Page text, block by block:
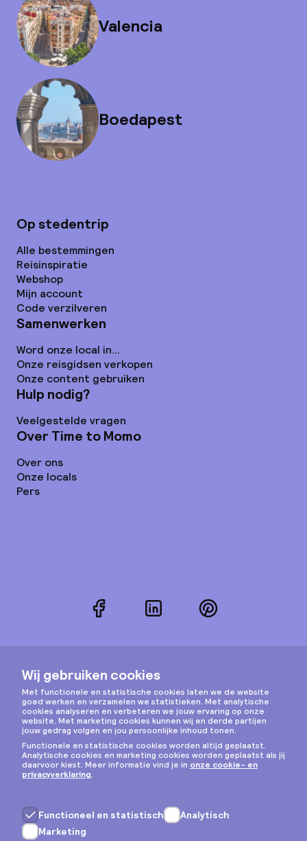
Valencia
Boedapest
Op stedentrip
Alle bestemmingen
Reisinspiratie
Webshop
Mijn account
Code verzilveren
Samenwerken
Word onze local in...
Onze reisgidsen verkopen
Onze content gebruiken
Hulp nodig?
Veelgestelde vragen
Over Time to Momo
Over ons
Onze locals
Pers
FacebookLinkedInPinterest
Instagram
Privacy & cookies
Algemene voorwaarden